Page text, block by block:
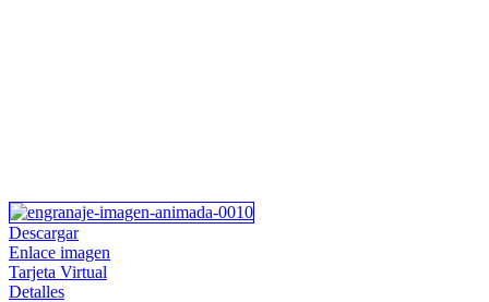
Descargar
Enlace imagen
Tarjeta Virtual
Detalles